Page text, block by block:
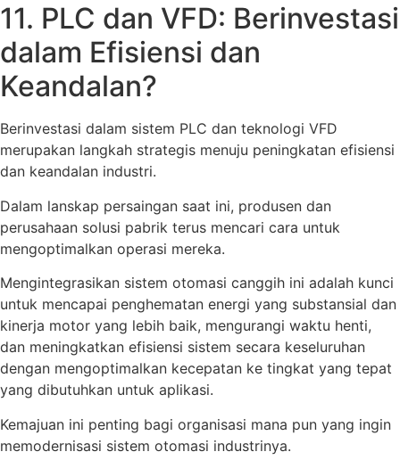
11. PLC dan VFD: Berinvestasi
dalam Efisiensi dan
Keandalan?
Berinvestasi dalam sistem PLC dan teknologi VFD
merupakan langkah strategis menuju peningkatan efisiensi
dan keandalan industri.
Dalam lanskap persaingan saat ini, produsen dan
perusahaan solusi pabrik terus mencari cara untuk
mengoptimalkan operasi mereka.
Mengintegrasikan sistem otomasi canggih ini adalah kunci
untuk mencapai penghematan energi yang substansial dan
kinerja motor yang lebih baik, mengurangi waktu henti,
dan meningkatkan efisiensi sistem secara keseluruhan
dengan mengoptimalkan kecepatan ke tingkat yang tepat
yang dibutuhkan untuk aplikasi.
Kemajuan ini penting bagi organisasi mana pun yang ingin
memodernisasi sistem otomasi industrinya.